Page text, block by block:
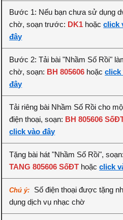
Bước 1: Nếu bạn chưa sử dụng
chờ, soạn trước: DK1 hoặcclick
đây
Bước 2: Tải bài "Nhầm Số Rồi"
chờ, soạn: BH 805606 hoặcclick
đây
Tải riêng bài Nhầm Số Rồi cho
điện thoại, soạn: BH 805606
click vào đây
Tặng bài hát "Nhầm Số Rồi", soạn:
TANG 805606 SốĐT hoặcclick
Chú ý:
Số điện thoại được tặng
dụng dịch vụ nhạc chờ